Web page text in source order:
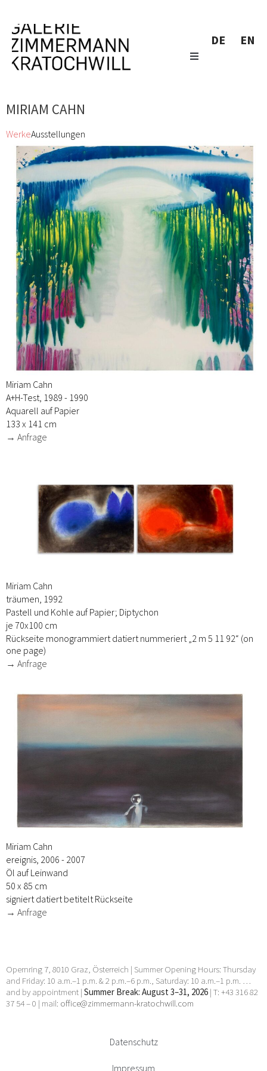
DE EN
MIRIAM CAHN
WerkeAusstellungen
Miriam Cahn
A+H-Test, 1989 - 1990
Aquarell auf Papier
133 x 141 cm
→ Anfrage
Miriam Cahn
träumen, 1992
Pastell und Kohle auf Papier; Diptychon
je 70x100 cm
Rückseite monogrammiert datiert nummeriert „2 m 5 11 92“ (on
one page)
→ Anfrage
Miriam Cahn
ereignis, 2006 - 2007
Öl auf Leinwand
50 x 85 cm
signiert datiert betitelt Rückseite
→ Anfrage
Opernring 7, 8010 Graz, Österreich | Summer Opening Hours: Thursday
and Friday: 10 a.m.–1 p.m. & 2 p.m.–6 p.m., Saturday: 10 a.m.–1 p.m. …
and by appointment | Summer Break: August 3–31, 2026 | T: +43 316 82
37 54 – 0 | mail: office@zimmermann-kratochwill.com
Datenschutz
Impressum